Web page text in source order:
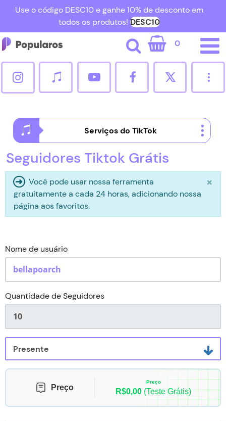
Use o código DESC10 e ganhe 10% de desconto em
todos os produtos! DESC10
0
[email protected]
Cadastrar
Seguidores Instagram
Curtidas Instagram
Seguidores TikTok
Contato
Serviços do TikTok
Seguidores Tiktok Grátis
Você pode usar nossa ferramenta
gratuitamente a cada 24 horas, adicionando nossa
página aos favoritos.
×
Nome de usuário
Quantidade de Seguidores
Preço
Preço
R$0,00 (Teste Grátis)